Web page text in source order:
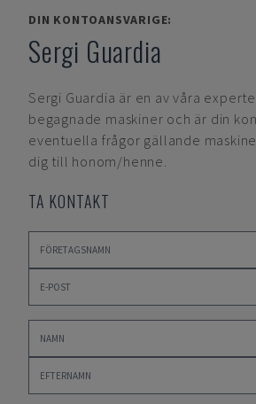
DIN KONTOANSVARIGE:
Sergi Guardia
Sergi Guardia är en av våra
begagnade maskiner och är din
eventuella frågor gällande
dig till honom/henne.
TA KONTAKT